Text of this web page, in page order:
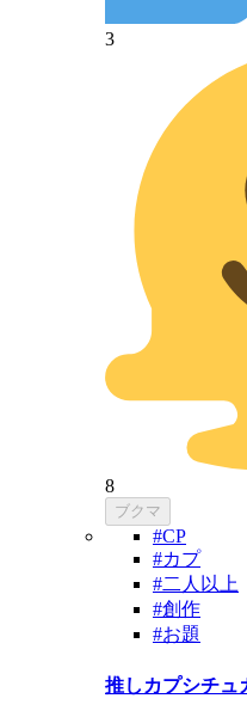
3
8
ブクマ
#CP
#カプ
#二人以上
#創作
#お題
推しカプシチュ